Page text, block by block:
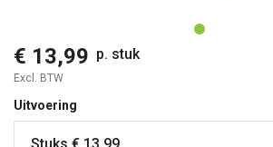
€ 13,99 p. stuk
Excl. BTW
Uitvoering